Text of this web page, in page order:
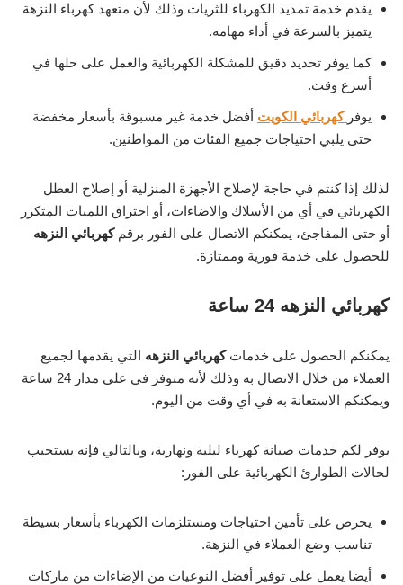
يقدم خدمة تمديد الكهرباء للثريات وذلك لأن متعهد كهرباء النزهة
يتميز بالسرعة في أداء مهامه.
كما يوفر تحديد دقيق للمشكلة الكهربائية والعمل على حلها في
أسرع وقت.
يوفر كهربائي الكويت أفضل خدمة غير مسبوقة بأسعار مخفضة
حتى يلبي احتياجات جميع الفئات من المواطنين.
لذلك إذا كنتم في حاجة لإصلاح الأجهزة المنزلية أو إصلاح العطل
الكهربائي في أي من الأسلاك والاضاءات، أو احتراق اللمبات المتكرر
أو حتى المفاجئ، يمكنكم الاتصال على الفور برقم كهربائي النزهه
للحصول على خدمة فورية وممتازة.
كهربائي النزهه 24 ساعة
يمكنكم الحصول على خدماتكهربائي النزهه التي يقدمها لجميع
العملاء من خلال الاتصال به وذلك لأنه متوفر في على مدار 24 ساعة
ويمكنكم الاستعانة به في أي وقت من اليوم.
يوفر لكم خدمات صيانة كهرباء ليلية ونهارية، وبالتالي فإنه يستجيب
لحالات الطوارئ الكهربائية على الفور:
يحرص على تأمين احتياجات ومستلزمات الكهرباء بأسعار بسيطة
تناسب وضع العملاء في النزهة.
أيضا يعمل على توفير أفضل النوعيات من الإضاءات من ماركات